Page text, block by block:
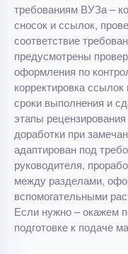
требованиям ВУЗа –
сносок и ссылок,
соответствие
предусмотрены
оформления по
корректировка
сроки выполнения и
этапы
доработки при
адаптирован под
руководителя,
между разделами,
вспомогательными
Если нужно – окажем
подготовке к подаче